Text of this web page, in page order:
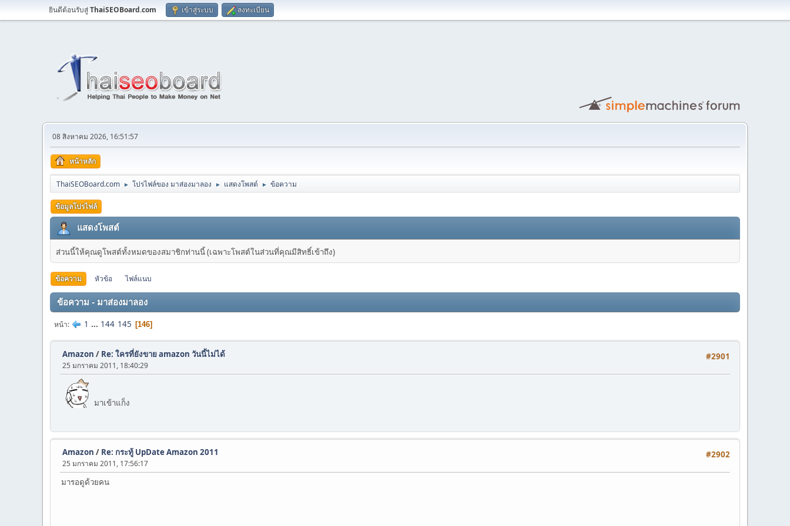
ยินดีต้อนรับสู่ThaiSEOBoard.com เข้าสู่ระบบ ลงทะเบียน
08 สิงหาคม 2026, 16:51:57
หน้าหลัก
ThaiSEOBoard.com ► โปรไฟล์ของ มาส่องมาลอง ► แสดงโพสต์ ► ข้อความ
ข้อมูลโปรไฟล์
แสดงโพสต์
ส่วนนี้ให้คุณดูโพสต์ทั้งหมดของสมาชิกท่านนี้ (เฉพาะโพสต์ในส่วนที่คุณมีสิทธิ์เข้าถึง)
ข้อความ หัวข้อ ไฟล์แนบ
ข้อความ - มาส่องมาลอง
หน้า 1 ... 144 145 146
#2901
Amazon / Re: ใครที่ยังขาย amazon วันนี้ไม่ได้
25 มกราคม 2011, 18:40:29
มาเข้าแก็ง
#2902
Amazon / Re: กระทู้ UpDate Amazon 2011
25 มกราคม 2011, 17:56:17
มารอดูด้วยคน